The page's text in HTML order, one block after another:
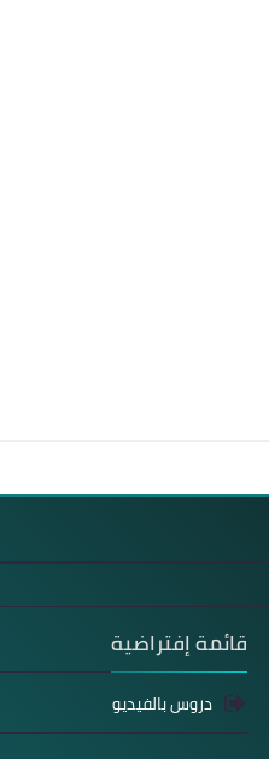
قائمة إفتراضية
دروس بالفيديو